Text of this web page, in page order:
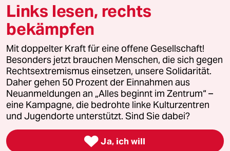
© 2026 taz Verlags und Vertriebs GmbH
Alle Rechte vorbehalten. Bei rechtlichen Fragen oder für Genehmigungen
wenden Sie sich bitte an
lizenzen@taz.de
Feedback Redaktionsstatut Kommune-Richtlinien
Leitlinie Informant Datenschutz Impressum AGB
Seitenwende Einwilligungen widerrufen (Ads)
Links lesen, rechts
bekämpfen
Mit doppelter Kraft für eine offene Gesellschaft!
Besonders jetzt brauchen Menschen, die sich gegen
Rechtsextremismus einsetzen, unsere Solidarität.
Daher gehen 50 Prozent der Einnahmen aus
Neuanmeldungen an „Alles beginnt im Zentrum“ –
eine Kampagne, die bedrohte linke Kulturzentren
und Jugendorte unterstützt. Sind Sie dabei?
 Ja, ich will